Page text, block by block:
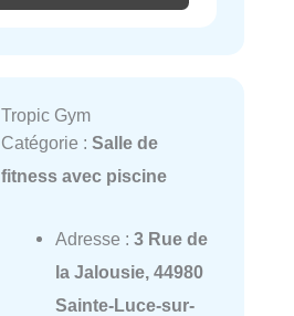
Tropic Gym
Catégorie : Salle de
fitness avec piscine
Adresse : 3 Rue de
la Jalousie, 44980
Sainte-Luce-sur-